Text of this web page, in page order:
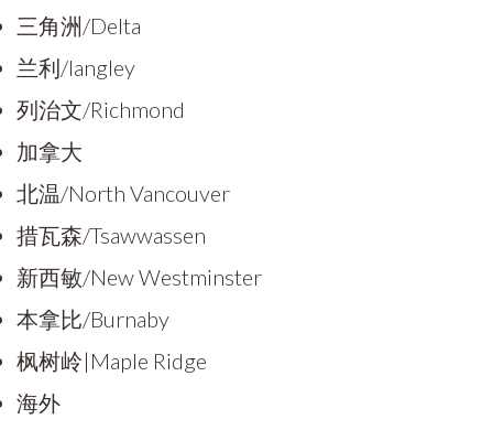
三角洲/Delta
兰利/langley
列治文/Richmond
加拿大
北温/North Vancouver
措瓦森/Tsawwassen
新西敏/New Westminster
本拿比/Burnaby
枫树岭|Maple Ridge
海外